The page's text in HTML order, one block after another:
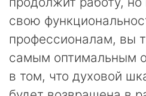
свою
профессионалам, вы
самым оптимальным
в том, что духовой